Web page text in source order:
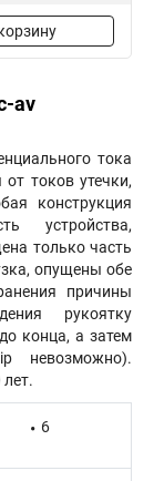
av
тока
токов утечки,
конструкция
устройства,
только часть
опущены обе
причины
рукоятку
конца, а затем
невозможно).
6